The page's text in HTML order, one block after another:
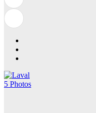
5 Photos